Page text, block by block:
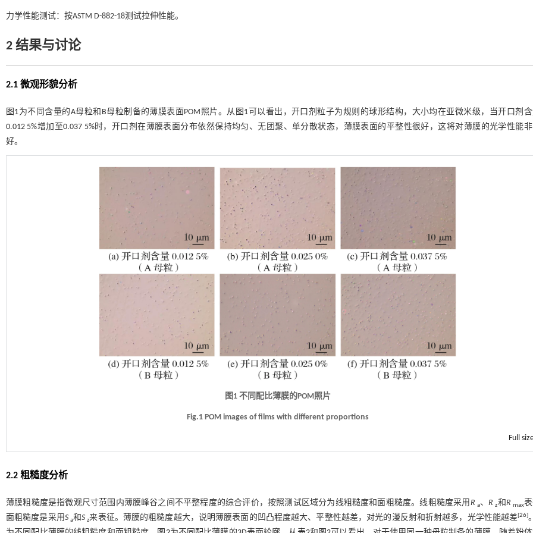
力学性能测试：按ASTM D-882-18测试拉伸性能。
2 结果与讨论
2.1 微观形貌分析
图1为不同含量的A母粒和B母粒制备的薄膜表面POM照片。从 图1 可以看出，开口剂粒子为规则的球形结构，大小均在亚微米级，当开口剂
0.012 5%增加至0.037 5%时，开口剂在薄膜表面分布依然保持均匀、无团聚、单分散状态，薄膜表面的平整性很好，这将对薄膜的光学性能
好。
图1 不同配比薄膜的POM照片
Fig.1 POM images of films with different proportions
Full
2.2 粗糙度分析
薄膜粗糙度是指微观尺寸范围内薄膜峰谷之间不平整程度的综合评价，按照测试区域分为线粗糙度和面粗糙度。线粗糙度采用 R a、R z和R max表
面粗糙度是采用S a和S z来表征。薄膜的粗糙度越大，说明薄膜表面的凹凸程度越大、平整性越差，对光的漫反射和折射越多，光学性能越差[26]